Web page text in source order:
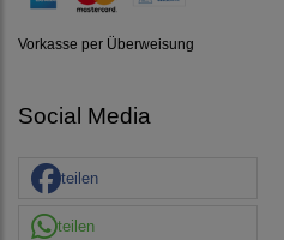
Vorkasse per Überweisung
Social Media
teilen
teilen